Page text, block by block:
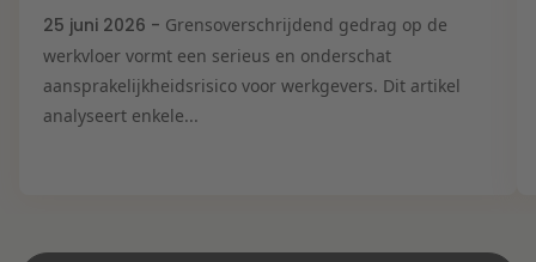
25 juni 2026 - Grensoverschrijdend gedrag op de
werkvloer vormt een serieus en onderschat
aansprakelijkheidsrisico voor werkgevers. Dit artikel
analyseert enkele...